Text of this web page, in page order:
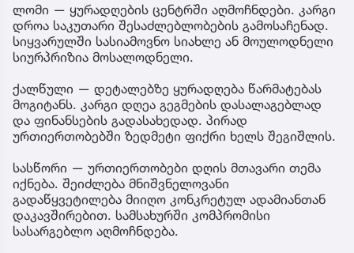
ლომი — ყურადღების ცენტრში აღმოჩნდები. კარგი
დროა საკუთარი შესაძლებლობების გამოსაჩენად.
სიყვარულში სასიამოვნო სიახლე ან მოულოდნელი
სიურპრიზია მოსალოდნელი.
ქალწული — დეტალებზე ყურადღება წარმატებას
მოგიტანს. კარგი დღეა გეგმების დასალაგებლად
და ფინანსების გადასახედად. პირად
ურთიერთობებში ზედმეტი ფიქრი ხელს შეგიშლის.
სასწორი — ურთიერთობები დღის მთავარი თემა
იქნება. შეიძლება მნიშვნელოვანი
გადაწყვეტილება მიიღო კონკრეტულ ადამიანთან
დაკავშირებით. სამსახურში კომპრომისი
სასარგებლო აღმოჩნდება.